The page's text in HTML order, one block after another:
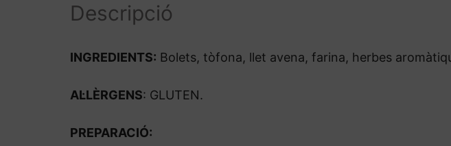
Descripció
INGREDIENTS: Bolets, tòfona, llet avena, farina, herbes
AL·LÈRGENS: GLUTEN.
PREPARACIÓ: